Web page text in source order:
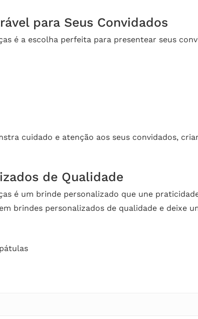
para Seus Convidados
é a escolha perfeita para presentear seus
cuidado e atenção aos seus convidados,
de Qualidade
é um brinde personalizado que une
brindes personalizados de qualidade e deixe